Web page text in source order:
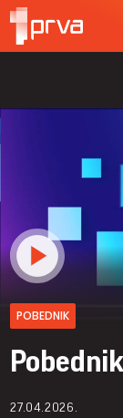
POBEDNIK
27.04.2026.